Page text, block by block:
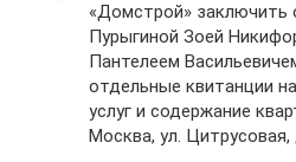
«Домстрой» заключить
Пурыгиной Зоей
Пантелеем
отдельные квитанции
услуг и содержание
Москва, ул. Цитрусовая,